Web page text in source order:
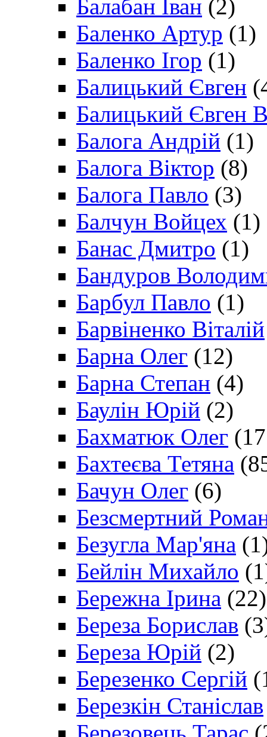
Балабан Іван (2)
Баленко Артур (1)
Баленко Ігор (1)
Балицький Євген
Балицький Євген
Балога Андрій (1)
Балога Віктор (8)
Балога Павло (3)
Балчун Войцех (1)
Банас Дмитро (1)
Бандуров
Барбул Павло (1)
Барвіненко Віталій
Барна Олег (12)
Барна Степан (4)
Баулін Юрій (2)
Бахматюк Олег
Бахтеєва Тетяна
Бачун Олег (6)
Безсмертний
Безугла Мар'яна
Бейлін Михайло
Бережна Ірина (22)
Береза Борислав
Береза Юрій (2)
Березенко Сергій
Березкін Станіслав